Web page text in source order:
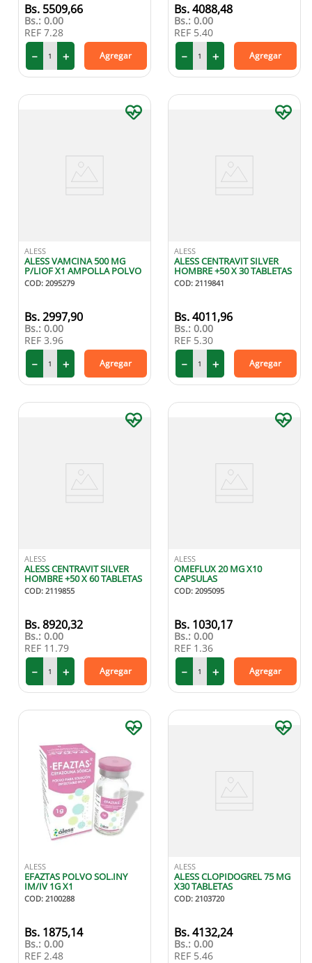
5509,66
Bs.: 0.00
REF 7.28
＋
－ Agregar
4088,48
Bs.: 0.00
REF 5.40
＋
－ Agregar
ALESS
ALESS VAMCINA 500 MG
P/LIOF X1 AMPOLLA POLVO
COD: 2095279
2997,90
Bs.: 0.00
REF 3.96
＋
－ Agregar
ALESS
ALESS CENTRAVIT SILVER
HOMBRE +50 X 30 TABLETAS
COD: 2119841
4011,96
Bs.: 0.00
REF 5.30
＋
－ Agregar
ALESS
ALESS CENTRAVIT SILVER
HOMBRE +50 X 60 TABLETAS
COD: 2119855
8920,32
Bs.: 0.00
REF 11.79
＋
－ Agregar
ALESS
OMEFLUX 20 MG X10
CAPSULAS
COD: 2095095
1030,17
Bs.: 0.00
REF 1.36
＋
－ Agregar
ALESS
EFAZTAS POLVO SOL.INY
IM/IV 1G X1
COD: 2100288
1875,14
Bs.: 0.00
REF 2.48
ALESS
ALESS CLOPIDOGREL 75 MG
X30 TABLETAS
COD: 2103720
4132,24
Bs.: 0.00
REF 5.46